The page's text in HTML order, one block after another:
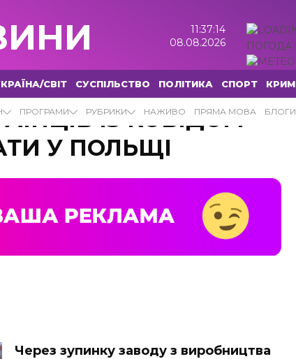
11:37:15
08.08.2026
ПОГОДА
СВІТ СУСПІЛЬСТВО ПОЛІТИКА СПОРТ
ПРОГРАМИ РУБРИКИ НАЖИВО ПРЯМА МОВА БЛОГИ
ІЗ КОВІДОМ
У ПОЛЬЩІ
Через зупинку заводу з виробництва